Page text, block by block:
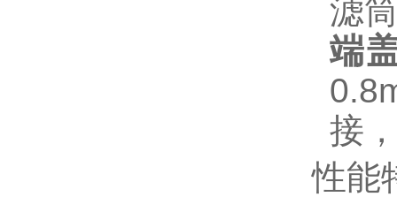
滤
端
接
性能